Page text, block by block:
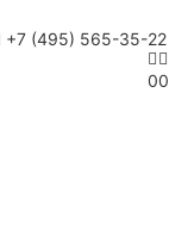
+7 (495) 565-35-22
00